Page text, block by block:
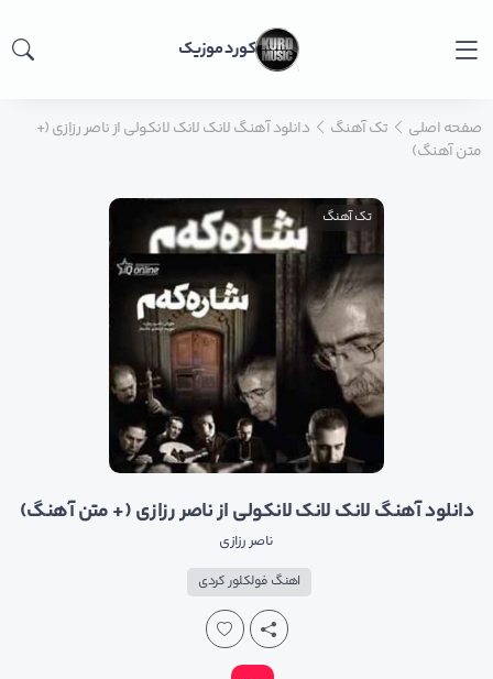
کورد موزیک
صفحه اصلی تک آهنگ
دانلود آهنگ لانک لانک لانکولی از ناصر رزازی (+
متن آهنگ)
تک آهنگ
دانلود آهنگ لانک لانک لانکولی از ناصر رزازی (+ متن آهنگ)
ناصر رزازی
اهنگ فولکلور کردی